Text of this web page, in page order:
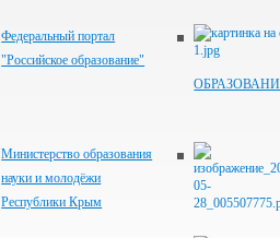
Федеральный портал
"Российское образование"
Министерство образования
науки и молодёжи
Республики Крым